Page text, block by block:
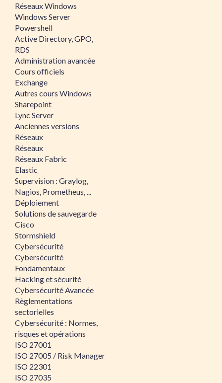
Réseaux Windows
Windows Server
Powershell
Active Directory, GPO,
RDS
Administration avancée
Cours officiels
Exchange
Autres cours Windows
Sharepoint
Lync Server
Anciennes versions
Réseaux
Réseaux
Réseaux Fabric
Elastic
Supervision : Graylog,
Nagios, Prometheus, ...
Déploiement
Solutions de sauvegarde
Cisco
Stormshield
Cybersécurité
Cybersécurité
Fondamentaux
Hacking et sécurité
Cybersécurité Avancée
Règlementations
sectorielles
Cybersécurité : Normes,
risques et opérations
ISO 27001
ISO 27005 / Risk Manager
ISO 22301
ISO 27035